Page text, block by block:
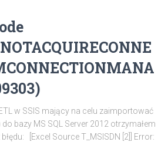
w SSIS mający na celu zaimportować
bazy MS SQL Server 2012 otrzymałem
[Excel Source T_MSISDN [2]] Error: